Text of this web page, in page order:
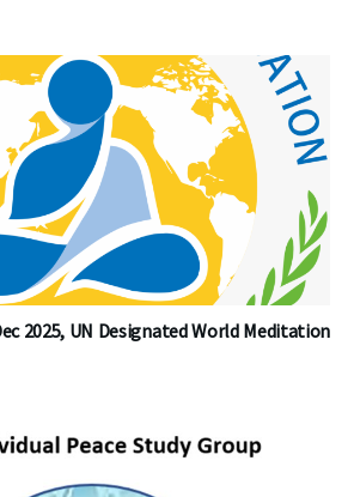
2025, UN Designated World Meditation